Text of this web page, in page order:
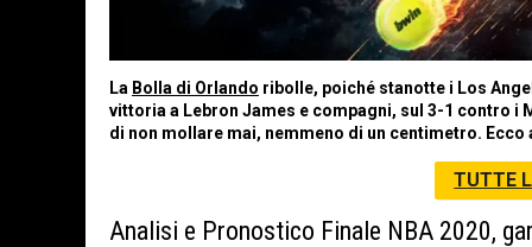
La Bolla di Orlando ribolle, poiché stanotte i Los
vittoria a Lebron James e compagni, sul 3-1 contro i
di non mollare mai, nemmeno di un centimetro.
TUTTE
Analisi e Pronostico Finale NBA 2020,